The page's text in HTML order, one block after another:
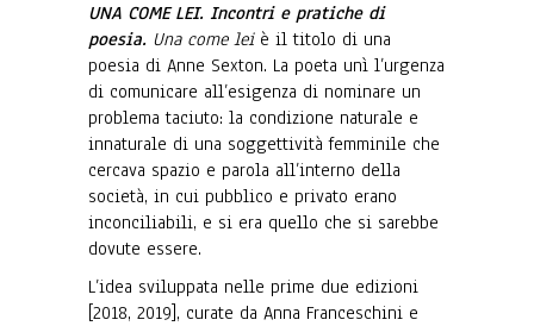
UNA COME LEI. Incontri e pratiche di
poesia. Una come leiè il titolo di una
poesia di Anne Sexton. La poeta unì l’urgenza
di comunicare all’esigenza di nominare un
problema taciuto: la condizione naturale e
innaturale di una soggettività femminile che
cercava spazio e parola all’interno della
società, in cui pubblico e privato erano
inconciliabili, e si era quello che si sarebbe
dovute essere.
L’idea sviluppata nelle prime due edizioni
[2018, 2019], curate da Anna Franceschini e